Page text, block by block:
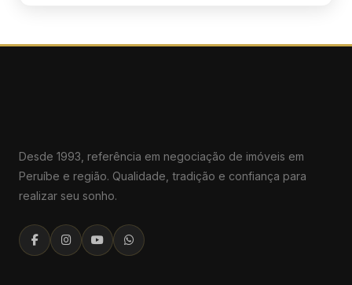
Desde 1993, referência em negociação de imóveis em
Peruíbe e região. Qualidade, tradição e confiança para
realizar seu sonho.